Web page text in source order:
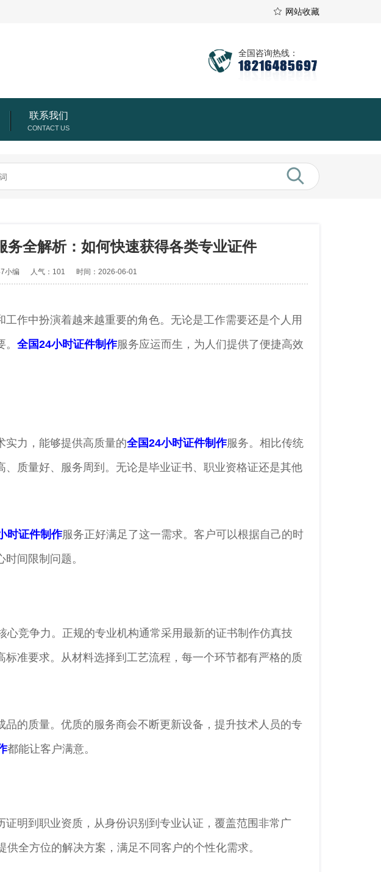
网站收藏
全国咨询热线：
18216485697
联系我们
务全解析：如何快速获得各类专业证件
小编 人气：101 时间：2026-06-01
作中扮演着越来越重要的角色。无论是工作需要还是个人用
。全国24小时证件制作服务应运而生，为人们提供了便捷高效
实力，能够提供高质量的全国24小时证件制作服务。相比传统
质量好、服务周到。无论是毕业证书、职业资格证还是其他
时证件制作服务正好满足了这一需求。客户可以根据自己的时
间限制问题。
心竞争力。正规的专业机构通常采用最新的证书制作仿真技
准要求。从材料选择到工艺流程，每一个环节都有严格的质
的质量。优质的服务商会不断更新设备，提升技术人员的专
都能让客户满意。
明到职业资质，从身份识别到专业认证，覆盖范围非常广
供全方位的解决方案，满足不同客户的个性化需求。